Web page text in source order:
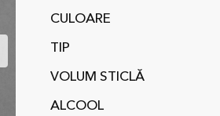
CULOARE
TIP
VOLUM STICLĂ
ALCOOL